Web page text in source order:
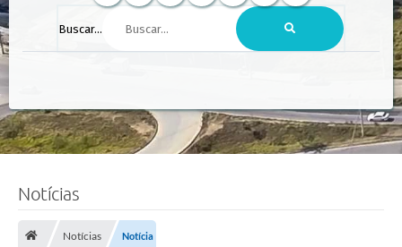
Buscar...
Notícias
Notícias Notícia